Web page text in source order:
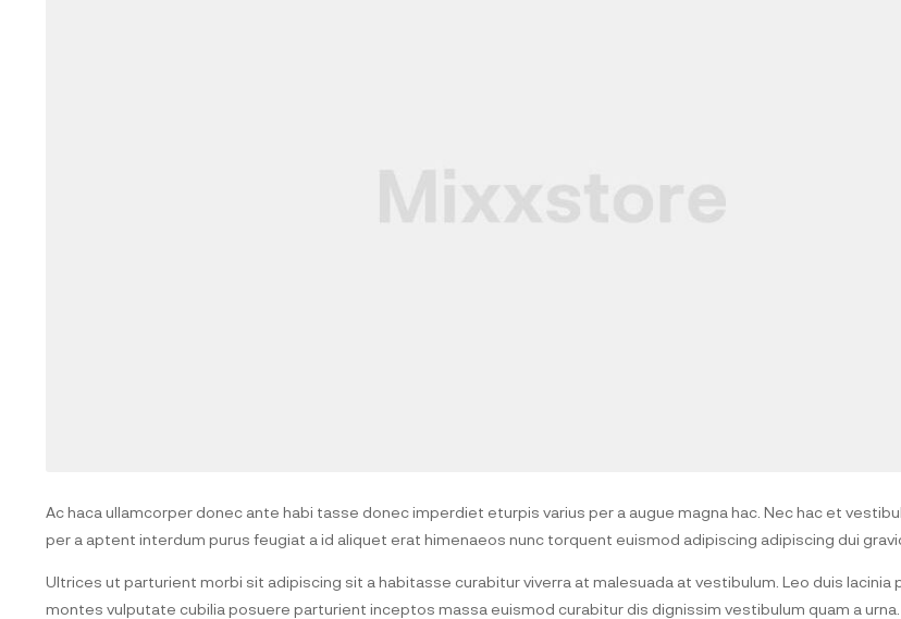
Ac haca ullamcorper donec ante habi tasse donec imperdiet eturpis varius per a augue magna hac. Nec hac et
per a aptent interdum purus feugiat a id aliquet erat himenaeos nunc torquent euismod adipiscing adipiscing dui
Ultrices ut parturient morbi sit adipiscing sit a habitasse curabitur viverra at malesuada at vestibulum. Leo duis lacinia
montes vulputate cubilia posuere parturient inceptos massa euismod curabitur dis dignissim vestibulum quam a urna.